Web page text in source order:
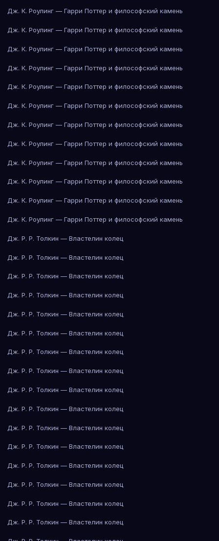
Дж. К. Роулинг — Гарри Поттер и философский камень
Дж. К. Роулинг — Гарри Поттер и философский камень
Дж. К. Роулинг — Гарри Поттер и философский камень
Дж. К. Роулинг — Гарри Поттер и философский камень
Дж. К. Роулинг — Гарри Поттер и философский камень
Дж. К. Роулинг — Гарри Поттер и философский камень
Дж. К. Роулинг — Гарри Поттер и философский камень
Дж. К. Роулинг — Гарри Поттер и философский камень
Дж. К. Роулинг — Гарри Поттер и философский камень
Дж. К. Роулинг — Гарри Поттер и философский камень
Дж. К. Роулинг — Гарри Поттер и философский камень
Дж. К. Роулинг — Гарри Поттер и философский камень
Дж. Р. Р. Толкин — Властелин колец
Дж. Р. Р. Толкин — Властелин колец
Дж. Р. Р. Толкин — Властелин колец
Дж. Р. Р. Толкин — Властелин колец
Дж. Р. Р. Толкин — Властелин колец
Дж. Р. Р. Толкин — Властелин колец
Дж. Р. Р. Толкин — Властелин колец
Дж. Р. Р. Толкин — Властелин колец
Дж. Р. Р. Толкин — Властелин колец
Дж. Р. Р. Толкин — Властелин колец
Дж. Р. Р. Толкин — Властелин колец
Дж. Р. Р. Толкин — Властелин колец
Дж. Р. Р. Толкин — Властелин колец
Дж. Р. Р. Толкин — Властелин колец
Дж. Р. Р. Толкин — Властелин колец
Дж. Р. Р. Толкин — Властелин колец